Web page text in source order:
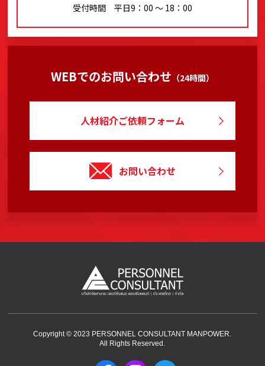
受付時間 平日9：00 〜 18：00
WEBでのお問い合わせ （24時間）
人材紹介ご依頼フォーム
お問い合わせ
Copyright © 2023 PERSONNEL CONSULTANT MANPOWER.
All Rights Reserved.